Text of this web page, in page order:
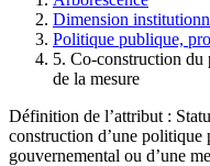
Dimension
Politique publique,
5. Co-construction du
de la mesure
Définition de l’attribut :
construction d’une politique
gouvernemental ou d’une